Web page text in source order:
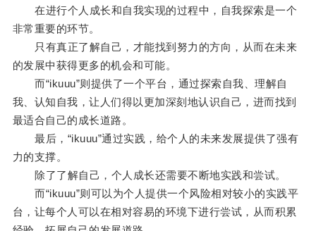
在进行个人成长和自我实现的过程中，自我探索是一个
非常重要的环节。
只有真正了解自己，才能找到努力的方向，从而在未来
的发展中获得更多的机会和可能。
而“ikuuu”则提供了一个平台，通过探索自我、理解自
我、认知自我，让人们得以更加深刻地认识自己，进而找到
最适合自己的成长道路。
最后，“ikuuu”通过实践，给个人的未来发展提供了强有
力的支撑。
除了了解自己，个人成长还需要不断地实践和尝试。
而“ikuuu”则可以为个人提供一个风险相对较小的实践平
台，让每个人可以在相对容易的环境下进行尝试，从而积累